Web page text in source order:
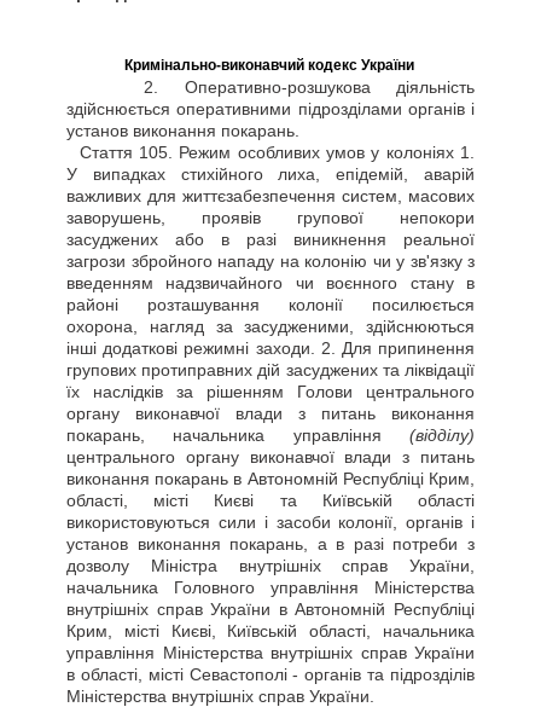
Кримінально-виконавчий кодекс України
2. Оперативно-розшукова діяльність
здійснюється оперативними підрозділами органів і
установ виконання покарань.
Стаття 105. Режим особливих умов у колоніях 1.
У випадках стихійного лиха, епідемій, аварій
важливих для життєзабезпечення систем, масових
заворушень, проявів групової непокори
засуджених або в разі виникнення реальної
загрози збройного нападу на колонію чи у зв'язку з
введенням надзвичайного чи воєнного стану в
районі розташування колонії посилюється
охорона, нагляд за засудженими, здійснюються
інші додаткові режимні заходи. 2. Для припинення
групових протиправних дій засуджених та ліквідації
їх наслідків за рішенням Голови центрального
органу виконавчої влади з питань виконання
покарань, начальника управління (відділу)
центрального органу виконавчої влади з питань
виконання покарань в Автономній Республіці Крим,
області, місті Києві та Київській області
використовуються сили і засоби колонії, органів і
установ виконання покарань, а в разі потреби з
дозволу Міністра внутрішніх справ України,
начальника Головного управління Міністерства
внутрішніх справ України в Автономній Республіці
Крим, місті Києві, Київській області, начальника
управління Міністерства внутрішніх справ України
в області, місті Севастополі - органів та підрозділів
Міністерства внутрішніх справ України.